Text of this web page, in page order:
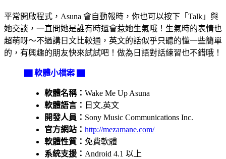
平常開啟程式，Asuna 會自動報時，你也可以按下「Talk」與
她交談，一直問她是誰有時還會惹她生氣哦！生氣時的表情也
超萌呀～不過講日文比較通，英文的話似乎只聽的懂一些簡單
的，有興趣的朋友快來試試吧！做為日語對話練習也不錯哦！
▇ 軟體小檔案 ▇
軟體名稱： Wake Me Up Asuna
軟體語言： 日文,英文
開發人員： Sony Music Communications Inc.
官方網站： http://mezamane.com/
軟體性質： 免費軟體
系統支援： Android 4.1 以上